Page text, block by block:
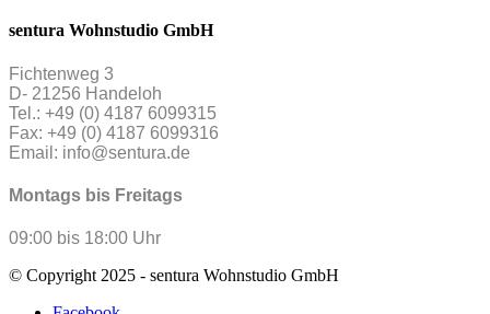
sentura Wohnstudio GmbH
Fichtenweg 3
D- 21256 Handeloh
Tel.: +49 (0) 4187 6099315
Fax: +49 (0) 4187 6099316
Email: info@sentura.de
Montags bis Freitags
09:00 bis 18:00 Uhr
© Copyright 2025 - sentura Wohnstudio GmbH